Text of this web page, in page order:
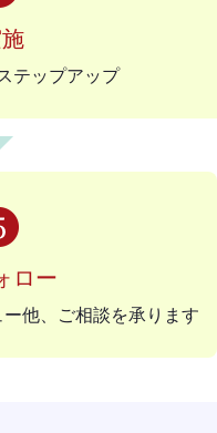
テップアップ
ロー
他、ご相談を承ります